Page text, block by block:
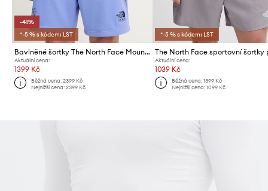
-41%
*-5 % s kódem: LST
Bavlněné šortky The North Face Mountain Cleanup
Aktuální cena:
1399 Kč
Běžná cena:2399 Kč
Nejnižší cena:2399 Kč
*-5 % s kódem: LST
Aktuální cena:
1039 Kč
Běžná cena: 1399 Kč
Nejnižší cena: 1099 Kč